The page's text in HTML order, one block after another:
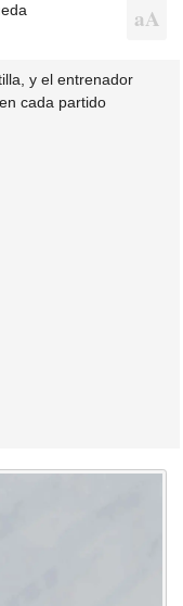
y el entrenador
cada partido